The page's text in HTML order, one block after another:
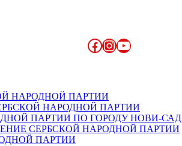
Facebook
Instagram
YouTube
НАРОДНОЙ ПАРТИИ
НАРОДНОЙ ПАРТИИ
ПАРТИИ ПО ГОРОДУ НОВИ-САД
СЕРБСКОЙ НАРОДНОЙ ПАРТИИ
ПАРТИИ